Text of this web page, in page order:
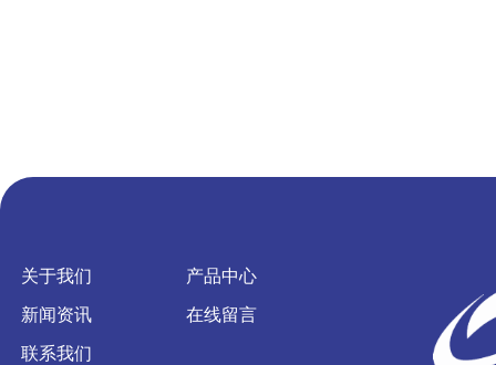
关于我们 产品中心
新闻资讯 在线留言
联系我们